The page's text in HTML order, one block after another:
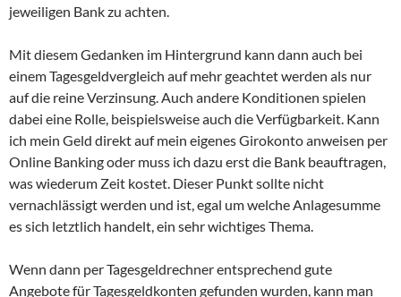
jeweiligen Bank zu achten.
Mit diesem Gedanken im Hintergrund kann dann auch bei
einem Tagesgeldvergleich auf mehr geachtet werden als nur
auf die reine Verzinsung. Auch andere Konditionen spielen
dabei eine Rolle, beispielsweise auch die Verfügbarkeit. Kann
ich mein Geld direkt auf mein eigenes Girokonto anweisen per
Online Banking oder muss ich dazu erst die Bank beauftragen,
was wiederum Zeit kostet. Dieser Punkt sollte nicht
vernachlässigt werden und ist, egal um welche Anlagesumme
es sich letztlich handelt, ein sehr wichtiges Thema.
Wenn dann per Tagesgeldrechner entsprechend gute
Angebote für Tagesgeldkonten gefunden wurden, kann man